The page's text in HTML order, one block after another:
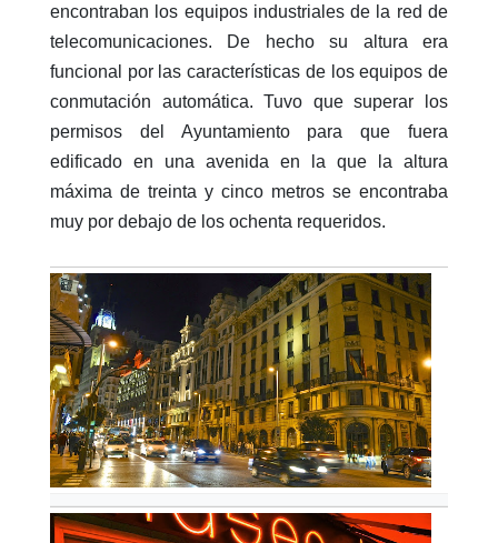
encontraban los equipos industriales de la red de
telecomunicaciones. De hecho su altura era
funcional por las características de los equipos de
conmutación automática. Tuvo que superar los
permisos del Ayuntamiento para que fuera
edificado en una avenida en la que la altura
máxima de treinta y cinco metros se encontraba
muy por debajo de los ochenta requeridos.